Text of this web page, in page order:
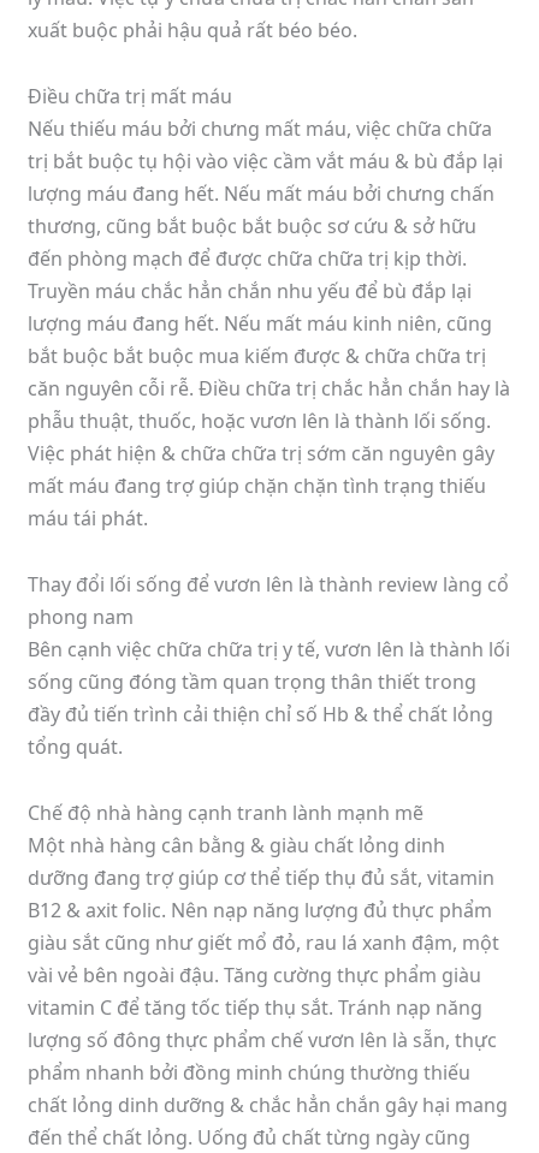
xuất buộc phải hậu quả rất béo béo.
Điều chữa trị mất máu
Nếu thiếu máu bởi chưng mất máu, việc chữa chữa
trị bắt buộc tụ hội vào việc cầm vắt máu & bù đắp lại
lượng máu đang hết. Nếu mất máu bởi chưng chấn
thương, cũng bắt buộc bắt buộc sơ cứu & sở hữu
đến phòng mạch để được chữa chữa trị kịp thời.
Truyền máu chắc hẳn chắn nhu yếu để bù đắp lại
lượng máu đang hết. Nếu mất máu kinh niên, cũng
bắt buộc bắt buộc mua kiếm được & chữa chữa trị
căn nguyên cỗi rễ. Điều chữa trị chắc hẳn chắn hay là
phẫu thuật, thuốc, hoặc vươn lên là thành lối sống.
Việc phát hiện & chữa chữa trị sớm căn nguyên gây
mất máu đang trợ giúp chặn chặn tình trạng thiếu
máu tái phát.
Thay đổi lối sống để vươn lên là thành review làng cổ
phong nam
Bên cạnh việc chữa chữa trị y tế, vươn lên là thành lối
sống cũng đóng tầm quan trọng thân thiết trong
đầy đủ tiến trình cải thiện chỉ số Hb & thể chất lỏng
tổng quát.
Chế độ nhà hàng cạnh tranh lành mạnh mẽ
Một nhà hàng cân bằng & giàu chất lỏng dinh
dưỡng đang trợ giúp cơ thể tiếp thụ đủ sắt, vitamin
B12 & axit folic. Nên nạp năng lượng đủ thực phẩm
giàu sắt cũng như giết mổ đỏ, rau lá xanh đậm, một
vài vẻ bên ngoài đậu. Tăng cường thực phẩm giàu
vitamin C để tăng tốc tiếp thụ sắt. Tránh nạp năng
lượng số đông thực phẩm chế vươn lên là sẵn, thực
phẩm nhanh bởi đồng minh chúng thường thiếu
chất lỏng dinh dưỡng & chắc hẳn chắn gây hại mang
đến thể chất lỏng. Uống đủ chất từng ngày cũng